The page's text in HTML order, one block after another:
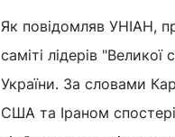
Як повідомляв УНІАН,
саміті лідерів "Великої
України. За словами
США та Іраном